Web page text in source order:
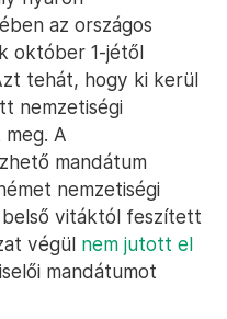
az országos
október 1-jétől
tehát, hogy ki kerül
nemzetiségi
A
mandátum
nemzetiségi
vitáktól feszített
végül nem jutott el
mandátumot